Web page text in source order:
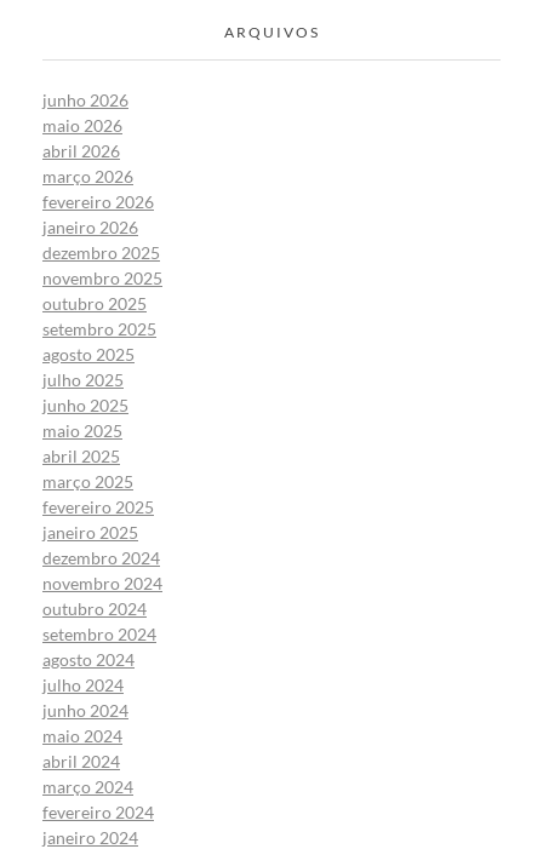
ARQUIVOS
junho 2026
maio 2026
abril 2026
março 2026
fevereiro 2026
janeiro 2026
dezembro 2025
novembro 2025
outubro 2025
setembro 2025
agosto 2025
julho 2025
junho 2025
maio 2025
abril 2025
março 2025
fevereiro 2025
janeiro 2025
dezembro 2024
novembro 2024
outubro 2024
setembro 2024
agosto 2024
julho 2024
junho 2024
maio 2024
abril 2024
março 2024
fevereiro 2024
janeiro 2024